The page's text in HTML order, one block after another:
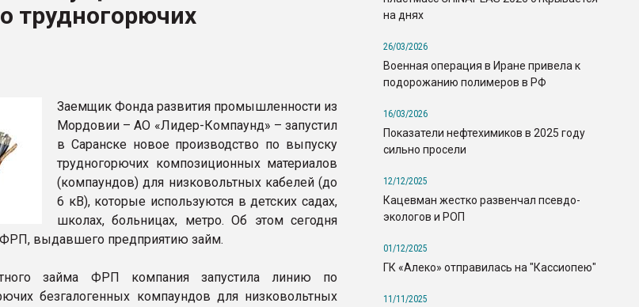
трудногорючих
Заемщик Фонда развития промышленности из
Мордовии – АО «Лидер-Компаунд» – запустил
в Саранске новое производство по выпуску
трудногорючих композиционных материалов
(компаундов) для низковольтных кабелей (до
6 кВ), которые используются в детских садах,
школах, больницах, метро. Об этом сегодня
выдавшего предприятию займ.
займа ФРП компания запустила линию по
безгалогенных компаундов для низковольтных
на днях
26/03/2026
Военная операция в Иране привела к
подорожанию полимеров в РФ
16/03/2026
Показатели нефтехимиков в 2025 году
сильно просели
12/12/2025
Кацевман жестко развенчал псевдо-
экологов и РОП
01/12/2025
ГК «Алеко» отправилась на "Кассиопею"
11/11/2025